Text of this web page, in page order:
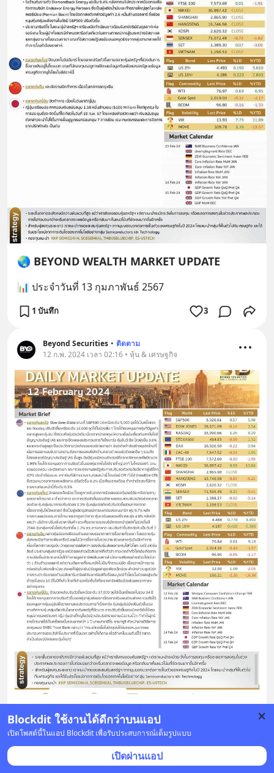
Blockdit ใช้งานได้ดีกว่าบนแอป
เปิดโพสต์นี้ในแอป Blockdit เพื่อรับประสบการณ์เต็มรูปแบบ
เปิดผ่านแอป
🌏 BEYOND WEALTH MARKET UPDATE
📊 ประจำวันที่ 13 กุมภาพันธ์ 2567
1 บันทึก 3
Beyond Securities • ติดตาม
12 ก.พ. 2024 เวลา 02:16 • หุ้น & เศรษฐกิจ
🌏 BEYOND WEALTH MARKET UPDATE
📊 ประจำวันที่ 12 กุมภาพันธ์ 2567